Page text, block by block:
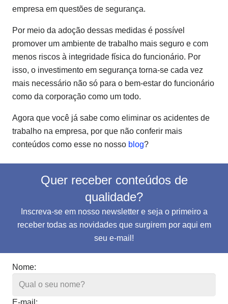
empresa em questões de segurança.
Por meio da adoção dessas medidas é possível
promover um ambiente de trabalho mais seguro e com
menos riscos à integridade física do funcionário. Por
isso, o investimento em segurança torna-se cada vez
mais necessário não só para o bem-estar do funcionário
como da corporação como um todo.
Agora que você já sabe como eliminar os acidentes de
trabalho na empresa, por que não conferir mais
conteúdos como esse no nosso blog?
Quer receber conteúdos de
qualidade?
Inscreva-se em nosso newsletter e seja o primeiro a
receber todas as novidades que surgirem por aqui em
seu e-mail!
Nome:
E-mail: